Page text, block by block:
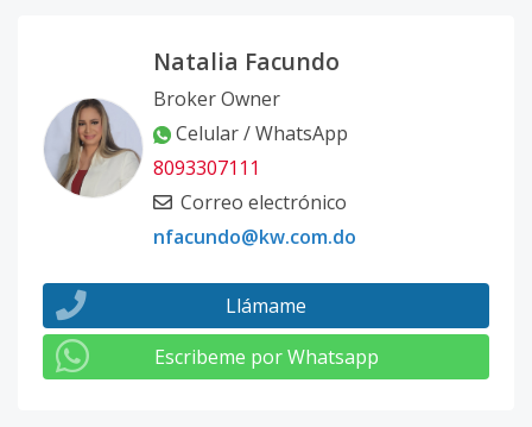
Natalia Facundo
Broker Owner
Celular / WhatsApp
8093307111
Correo electrónico
nfacundo@kw.com.do
Llámame
Escribeme por Whatsapp